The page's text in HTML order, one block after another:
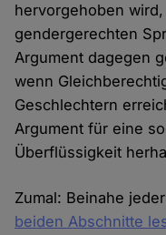
hervorgehoben
gendergerechten
Argument dagegen
wenn
Geschlechtern
Argument für eine
Überflüssigkeit
Zumal: Beinahe
beiden Abschnitte